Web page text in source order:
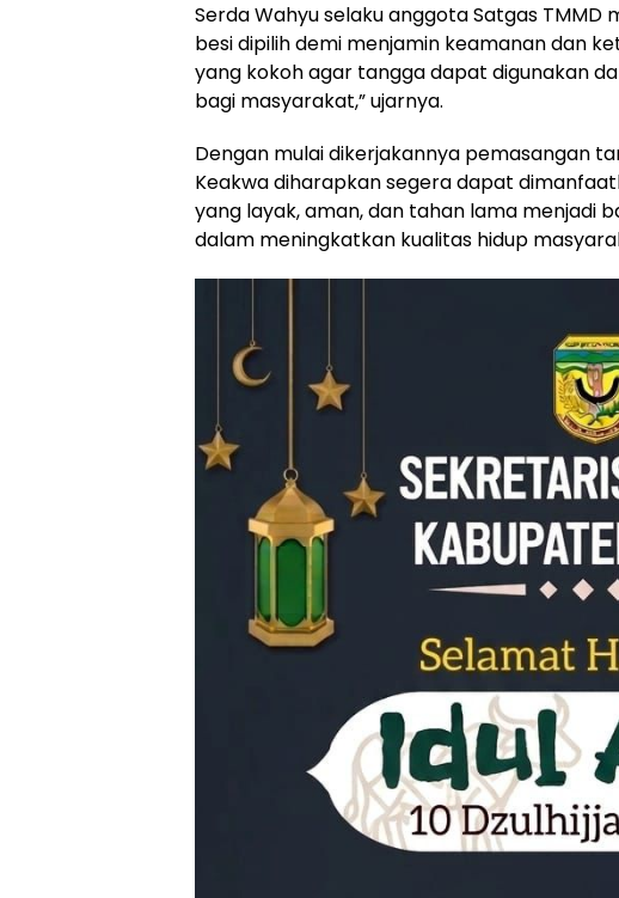
Serda Wahyu selaku anggota Satgas
besi dipilih demi menjamin keamanan dan
yang kokoh agar tangga dapat digunakan
bagi masyarakat,” ujarnya.
Dengan mulai dikerjakannya pemasangan
Keakwa diharapkan segera dapat
yang layak, aman, dan tahan lama menjadi
dalam meningkatkan kualitas hidup